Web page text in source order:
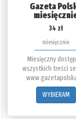
Gazeta
34 zł
miesięcznie
Miesięczny
wszystkich treści
WYBIERAM